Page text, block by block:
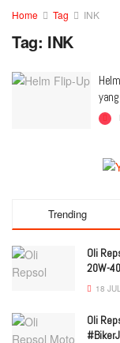
Home Tag INK
Tag: INK
Trending
Oli
20W-40
18
Oli